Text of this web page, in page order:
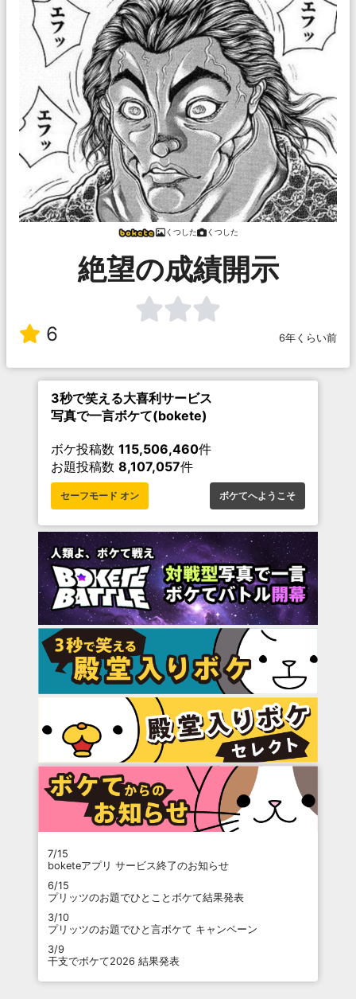
くつした くつした
絶望の成績開示
6 6年くらい前
3秒で笑える大喜利サービス
写真で一言ボケて(bokete)
ボケ投稿数 115,506,460件
お題投稿数 8,107,057件
セーフモード オン ボケてへようこそ
7/15
boketeアプリ サービス終了のお知らせ
6/15
プリッツのお題でひとことボケて結果発表
3/10
プリッツのお題でひと言ボケて キャンペーン
3/9
干支でボケて2026 結果発表